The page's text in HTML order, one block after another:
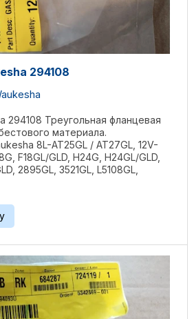
294108
294108 Треугольная фланцевая
материала.
8L-AT25GL / AT27GL, 12V-
F18GL/GLD, H24G, H24GL/GLD,
2895GL, 3521GL, L5108GL,